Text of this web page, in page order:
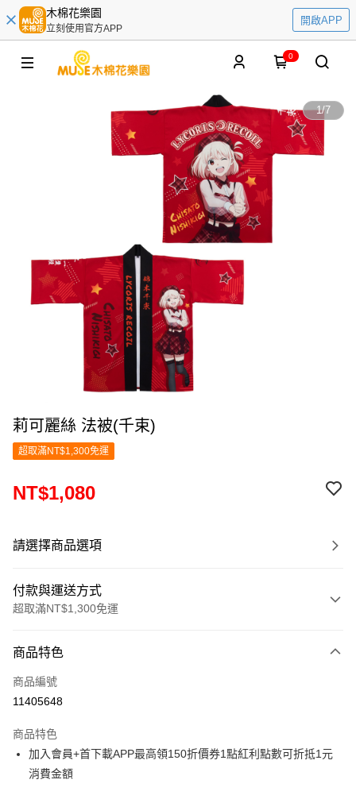
木棉花樂園
立刻使用官方APP
開啟APP
0
1/7
莉可麗絲 法被(千束)
超取滿NT$1,300免運
NT$1,080
請選擇商品選項
付款與運送方式
超取滿NT$1,300免運
信用卡一次付款
超商取貨付款
Apple Pay
悠遊付
商品特色
商品編號
11405648
商品特色
加入會員+首下載APP最高領150折價券1點紅利點數可折抵1元
消費金額